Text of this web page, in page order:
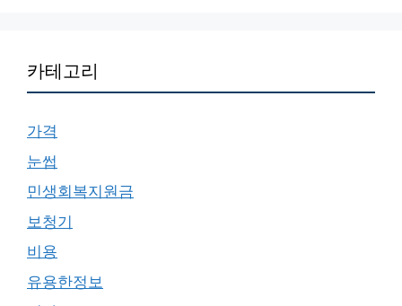
카테고리
가격
눈썹
민생회복지원금
보청기
비용
유용한정보